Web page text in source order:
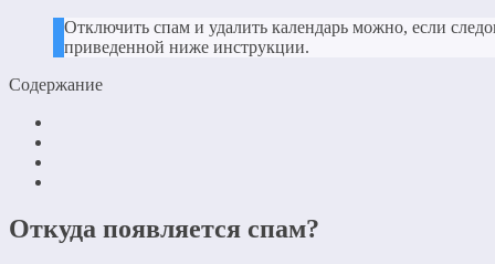
Отключить спам и удалить календарь можно, если
приведенной ниже инструкции.
Содержание
Откуда появляется спам?